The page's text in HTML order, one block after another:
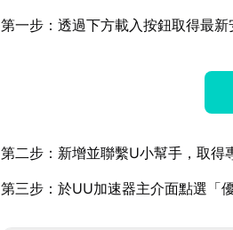
第一步：透過下方載入按鈕取得最新
第二步：新增並聯繫U小幫手，取得
第三步：於UU加速器主介面點選「